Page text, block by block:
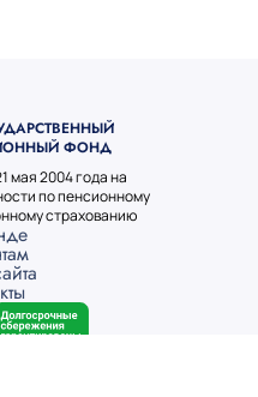
ФОНД
мая 2004 года на
по пенсионному
страхованию